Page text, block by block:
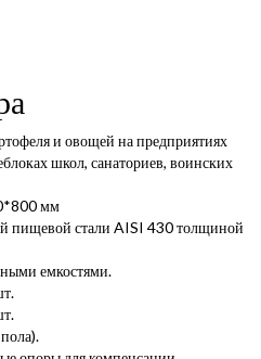
и овощей на предприятиях
школ, санаториев, воинских
мм
пищевой стали AISI 430 толщиной
емкостями.